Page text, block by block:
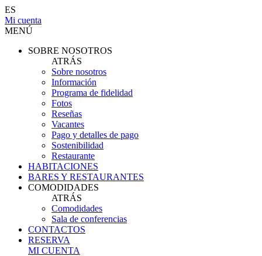
ES
Mi cuenta
MENÚ
SOBRE NOSOTROS
ATRÁS
Sobre nosotros
Información
Programa de fidelidad
Fotos
Reseñas
Vacantes
Pago y detalles de pago
Sostenibilidad
Restaurante
HABITACIONES
BARES Y RESTAURANTES
COMODIDADES
ATRÁS
Comodidades
Sala de conferencias
CONTACTOS
RESERVA
MI CUENTA